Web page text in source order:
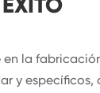
la
y